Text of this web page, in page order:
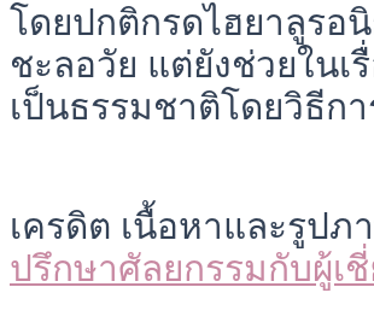
โดยปกติกรดไฮยาลูรอ
ชะลอวัย แต่ยังช่วยในเ
เป็นธรรมชาติโดยวิธีก
เครดิต เนื้อหาและรูปภ
ปรึกษาศัลยกรรมกับผู้เ